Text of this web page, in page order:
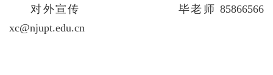
对外宣传 毕老师 85866566
xc@njupt.edu.cn